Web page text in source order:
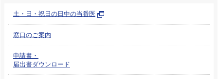
土・日・祝日の日中の当番医
窓口のご案内
申請書・
届出書ダウンロード